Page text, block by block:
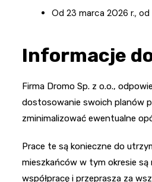
Od 23 marca 2026 r.,
Informacje
Firma Dromo Sp. z o.o.,
dostosowanie swoich planów
zminimalizować ewentualne
Prace te są konieczne do
mieszkańców w tym okresie
współpracę i przeprasza za